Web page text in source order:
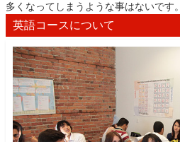
多くなってしまうような事はないです。
英語コースについて